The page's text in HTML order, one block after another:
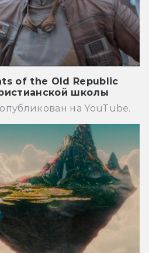
of the Old Republic
школы
на YouTube.